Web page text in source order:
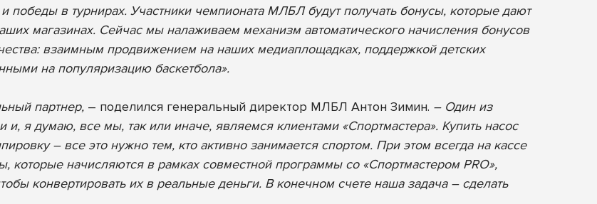
победы в турнирах. Участники чемпионата МЛБЛ будут получать бонусы, которые дают
магазинах. Сейчас мы налаживаем механизм автоматического начисления бонусов
взаимным продвижением на наших медиаплощадках, поддержкой детских
на популяризацию баскетбола».
партнер, – поделился генеральный директор МЛБЛ Антон Зимин. – Один из
я думаю, все мы, так или иначе, являемся клиентами «Спортмастера». Купить насос
– все это нужно тем, кто активно занимается спортом. При этом всегда на кассе
которые начисляются в рамках совместной программы со «Спортмастером PRO»,
конвертировать их в реальные деньги. В конечном счете наша задача – сделать